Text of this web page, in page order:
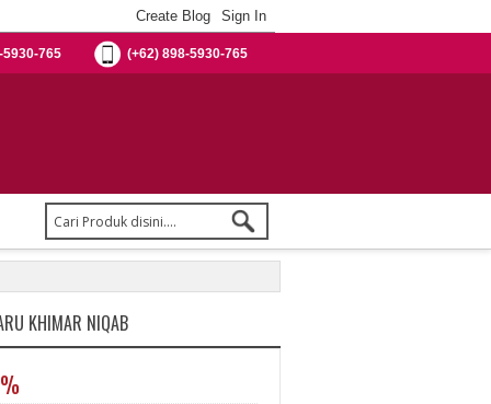
(+62) 898-5930-765
5930-765
KHIMAR NIQAB